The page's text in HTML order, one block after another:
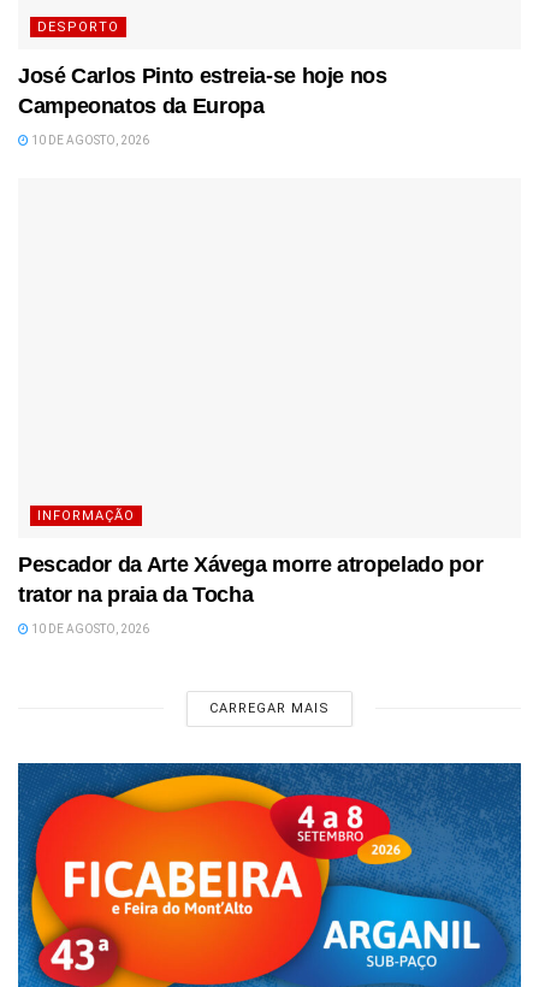
DESPORTO
José Carlos Pinto estreia-se hoje nos
Campeonatos da Europa
10 DE AGOSTO, 2026
INFORMAÇÃO
Pescador da Arte Xávega morre atropelado por
trator na praia da Tocha
10 DE AGOSTO, 2026
CARREGAR MAIS